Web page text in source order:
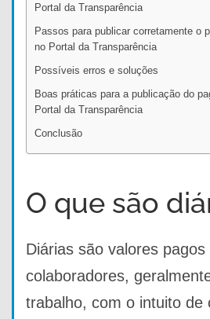
Portal da Transparência
Passos para publicar corretamente o
no Portal da Transparência
Possíveis erros e soluções
Boas práticas para a publicação do
Portal da Transparência
Conclusão
O que são
Diárias são valores
colaboradores,
trabalho, com o intuito de